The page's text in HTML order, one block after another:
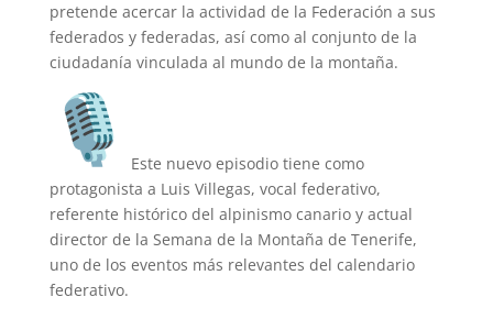
pretende acercar la actividad de la Federación a sus
federados y federadas, así como al conjunto de la
ciudadanía vinculada al mundo de la montaña.
Este nuevo episodio tiene como
protagonista a Luis Villegas, vocal federativo,
referente histórico del alpinismo canario y actual
director de la Semana de la Montaña de Tenerife,
uno de los eventos más relevantes del calendario
federativo.